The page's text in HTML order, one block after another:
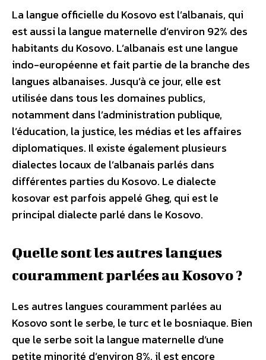
La langue officielle du Kosovo est l’albanais, qui
est aussi la langue maternelle d’environ 92% des
habitants du Kosovo. L’albanais est une langue
indo-européenne et fait partie de la branche des
langues albanaises. Jusqu’à ce jour, elle est
utilisée dans tous les domaines publics,
notamment dans l’administration publique,
l’éducation, la justice, les médias et les affaires
diplomatiques. Il existe également plusieurs
dialectes locaux de l’albanais parlés dans
différentes parties du Kosovo. Le dialecte
kosovar est parfois appelé Gheg, qui est le
principal dialecte parlé dans le Kosovo.
Quelle sont les autres langues
couramment parlées au Kosovo ?
Les autres langues couramment parlées au
Kosovo sont le serbe, le turc et le bosniaque. Bien
que le serbe soit la langue maternelle d’une
petite minorité d’environ 8%, il est encore